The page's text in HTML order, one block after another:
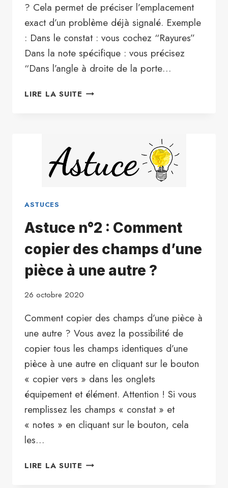
? Cela permet de préciser l’emplacement
exact d’un problème déjà signalé. Exemple
: Dans le constat : vous cochez “Rayures”
Dans la note spécifique : vous précisez
“Dans l’angle à droite de la porte…
LIRE LA SUITE ASTUCE
UNE
NOTE
SPÉCIFIQUE
ÉQUIPEMENT
ASTUCES
Astuce n°2 : Comment
copier des champs d’une
pièce à une autre ?
26 octobre 2020
Comment copier des champs d’une pièce à
une autre ? Vous avez la possibilité de
copier tous les champs identiques d’une
pièce à une autre en cliquant sur le bouton
« copier vers » dans les onglets
équipement et élément. Attention ! Si vous
remplissez les champs « constat » et
« notes » en cliquant sur le bouton, cela
les…
LIRE LA SUITE ASTUCE